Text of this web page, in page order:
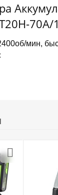
мин,